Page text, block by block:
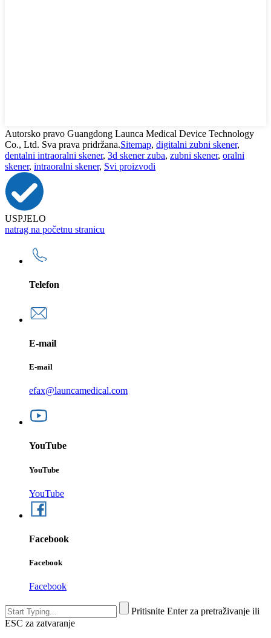
Autorsko pravo Guangdong Launca Medical Device Technology
Co., Ltd. Sva prava pridržana.Sitemap, digitalni zubni skener,
dentalni intraoralni skener, 3d skener zuba, zubni skener, oralni
skener, intraoralni skener, Svi proizvodi
USPJELO
natrag na početnu stranicu
Telefon
E-mail
E-mail
efax@launcamedical.com
YouTube
YouTube
YouTube
Facebook
Facebook
Facebook
Pritisnite Enter za pretraživanje ili
ESC za zatvaranje